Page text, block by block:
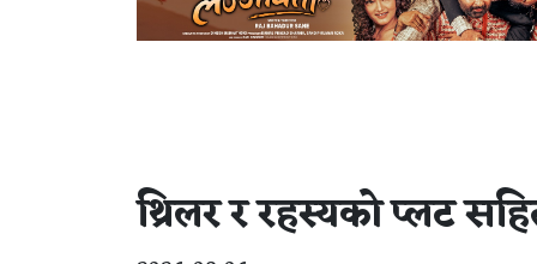
थ्रिलर र रहस्यको प्लट